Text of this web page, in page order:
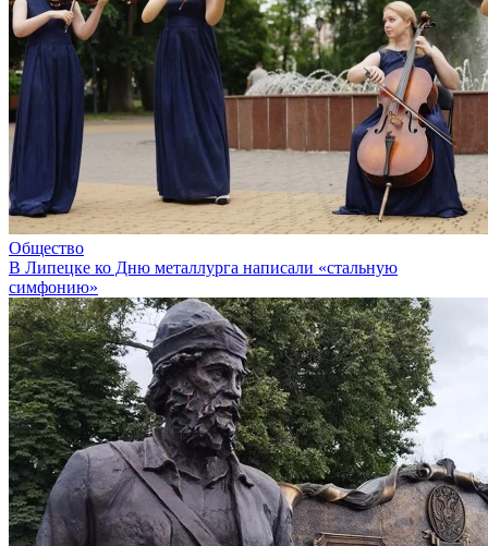
Общество
В Липецке ко Дню металлурга написали «стальную
симфонию»